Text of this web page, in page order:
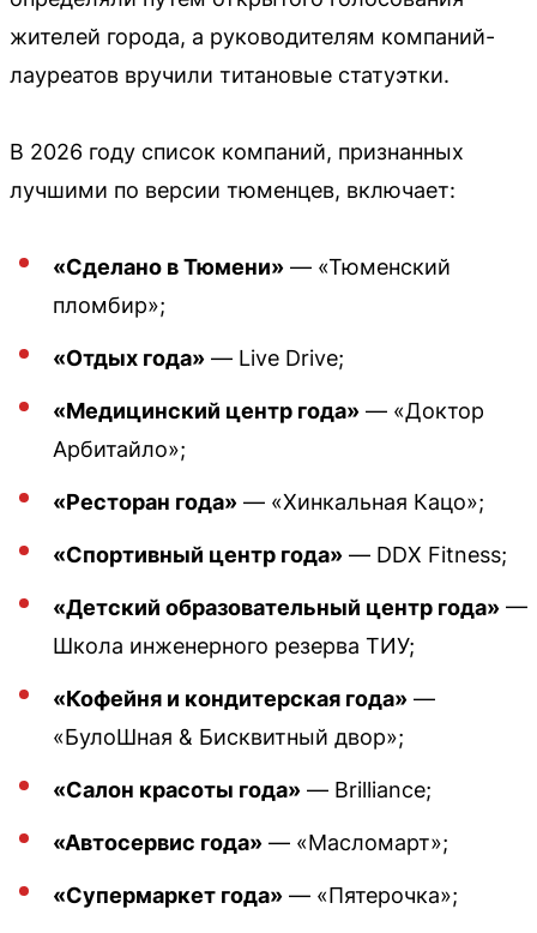
жителей города, а руководителям компаний-
лауреатов вручили титановые статуэтки.
В 2026 году список компаний, признанных
лучшими по версии тюменцев, включает:
«Сделано в Тюмени» — «Тюменский
пломбир»;
«Отдых года» — Live Drive;
«Медицинский центр года» — «Доктор
Арбитайло»;
«Ресторан года» — «Хинкальная Кацо»;
«Спортивный центр года» — DDX Fitness;
«Детский образовательный центр года» —
Школа инженерного резерва ТИУ;
«Кофейня и кондитерская года» —
«БулоШная & Бисквитный двор»;
«Салон красоты года» — Brilliance;
«Автосервис года» — «Масломарт»;
«Супермаркет года» — «Пятерочка»;